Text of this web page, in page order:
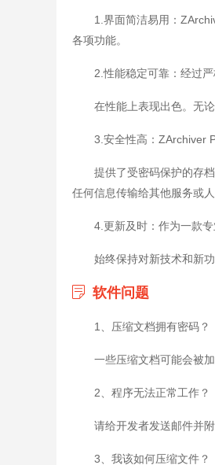
1.界面简洁易用：
各项功能。
2.性能稳定可靠：经过
在性能上表现出色。无
3.安全性高：ZArchiver
提供了受密码保护的存
任何信息传输给其他服务或
4.更新及时：作为一款
始终保持对新技术和新
软件问题
1、压缩文档拥有密码？
一些压缩文档可能会被
2、程序无法正常工作？
请给开发者发送邮件并
3、我该如何压缩文件？